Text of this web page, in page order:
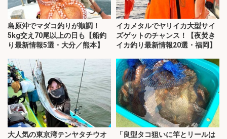
島原沖でマダコ釣りが順調！
5kg交え70尾以上の日も【船釣
り最新情報5選・大分／熊本】
イカメタルでヤリイカ大型サイ
ズゲットのチャンス！【夜焚き
イカ釣り最新情報20選・福岡】
大人気の東京湾テンヤタチウオ
「良型タコ狙いに竿とリールは